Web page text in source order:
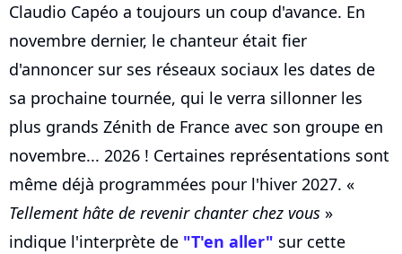
Claudio Capéo a toujours un coup d'avance. En
novembre dernier, le chanteur était fier
d'annoncer sur ses réseaux sociaux les dates de
sa prochaine tournée, qui le verra sillonner les
plus grands Zénith de France avec son groupe en
novembre... 2026 ! Certaines représentations sont
même déjà programmées pour l'hiver 2027. «
Tellement hâte de revenir chanter chez vous »
indique l'interprète de "T'en aller" sur cette